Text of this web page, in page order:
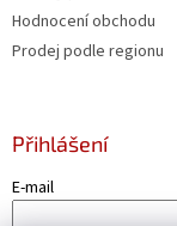
Hodnocení obchodu
Prodej podle regionu
Přihlášení
E-mail